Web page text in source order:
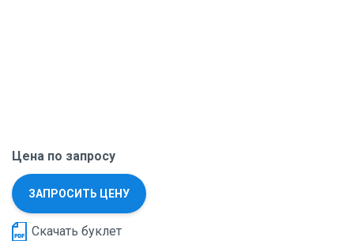
Цена по запросу
ЗАПРОСИТЬ ЦЕНУ
Скачать буклет